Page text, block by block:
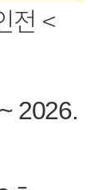
전 <
2026.